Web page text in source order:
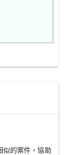
似的案件，協助